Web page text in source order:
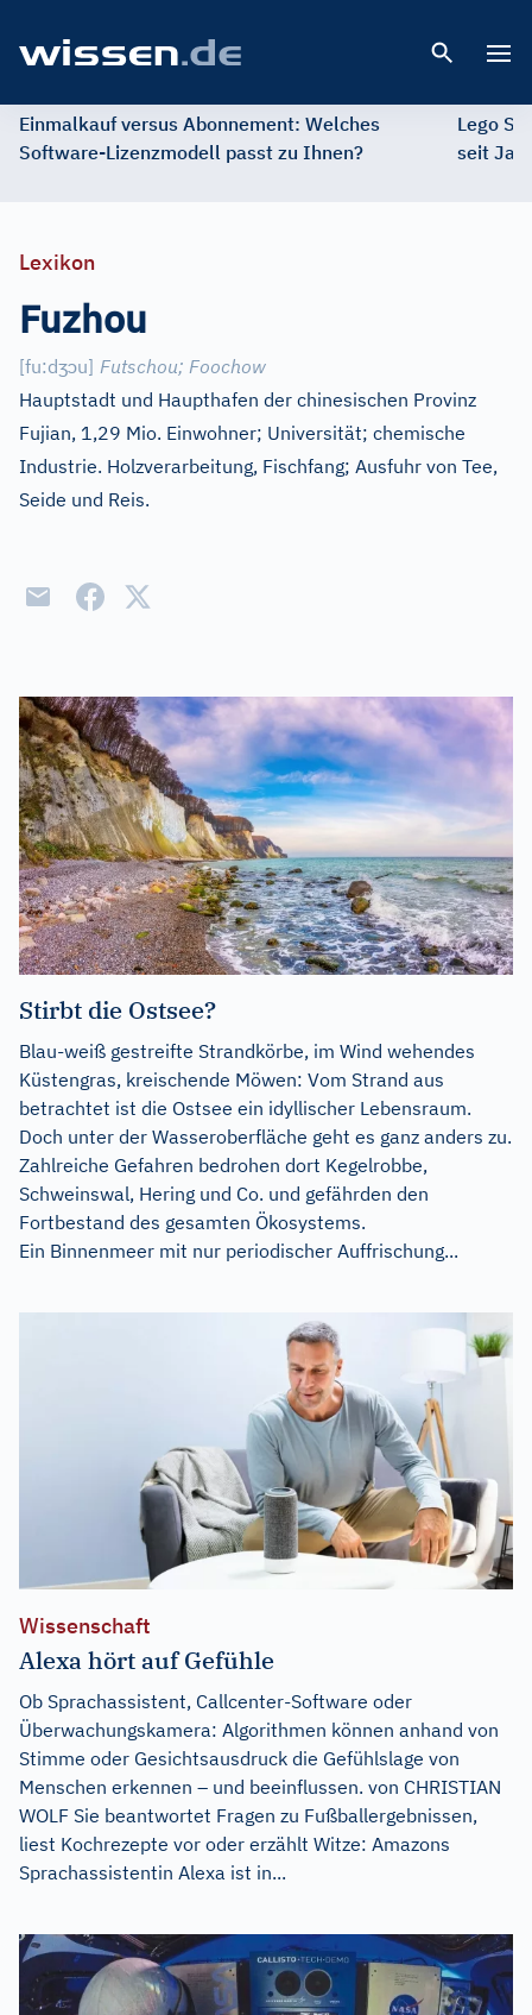
Einmalkauf versus Abonnement: Welches
Software-Lizenzmodell passt zu Ihnen?
Lego
seit
Lexikon
Fuzhou
[fu:dʒɔu] Futschou; Foochow
Hauptstadt und Haupthafen der chinesischen Provinz
Fujian, 1,29 Mio. Einwohner; Universität; chemische
Industrie. Holzverarbeitung, Fischfang; Ausfuhr von Tee,
Seide und Reis.
Stirbt die Ostsee?
Blau-weiß gestreifte Strandkörbe, im Wind wehendes
Küstengras, kreischende Möwen: Vom Strand aus
betrachtet ist die Ostsee ein idyllischer Lebensraum.
Doch unter der Wasseroberfläche geht es ganz anders zu.
Zahlreiche Gefahren bedrohen dort Kegelrobbe,
Schweinswal, Hering und Co. und gefährden den
Fortbestand des gesamten Ökosystems.
Ein Binnenmeer mit nur periodischer Auffrischung...
Wissenschaft
Alexa hört auf Gefühle
Ob Sprachassistent, Callcenter-Software oder
Überwachungskamera: Algorithmen können anhand von
Stimme oder Gesichtsausdruck die Gefühlslage von
Menschen erkennen – und beeinflussen. von CHRISTIAN
WOLF Sie beantwortet Fragen zu Fußballergebnissen,
liest Kochrezepte vor oder erzählt Witze: Amazons
Sprachassistentin Alexa ist in...